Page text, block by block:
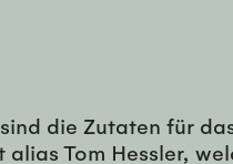
die Zutaten für
Tom Hessler,